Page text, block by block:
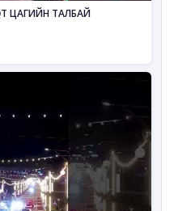
ЦАГИЙН ТАЛБАЙ